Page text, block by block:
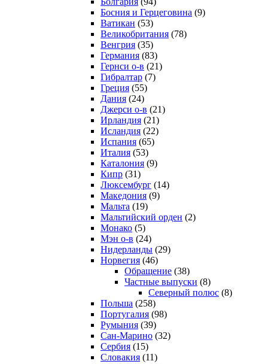
Босния и Герцеговина (9)
Ватикан (53)
Великобритания (78)
Венгрия (35)
Германия (83)
Гернси о-в (21)
Гибралтар (7)
Греция (55)
Дания (24)
Джерси о-в (21)
Ирландия (21)
Исландия (22)
Испания (65)
Италия (53)
Каталония (9)
Кипр (31)
Люксембург (14)
Македония (9)
Мальта (19)
Мальтийский орден (2)
Монако (5)
Мэн о-в (24)
Нидерланды (29)
Норвегия (46)
Обращение (38)
Частные выпуски (8)
Северный полюс (8)
Польша (258)
Португалия (98)
Румыния (39)
Сан-Марино (32)
Сербия (15)
Словакия (11)